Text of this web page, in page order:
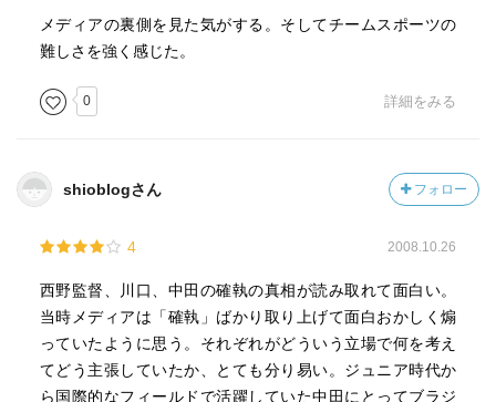
メディアの裏側を見た気がする。そしてチームスポーツの
難しさを強く感じた。
0 詳細をみる
shioblogさん フォロー
4 2008.10.26
西野監督、川口、中田の確執の真相が読み取れて面白い。
当時メディアは「確執」ばかり取り上げて面白おかしく煽
っていたように思う。それぞれがどういう立場で何を考え
てどう主張していたか、とても分り易い。ジュニア時代か
ら国際的なフィールドで活躍していた中田にとってブラジ